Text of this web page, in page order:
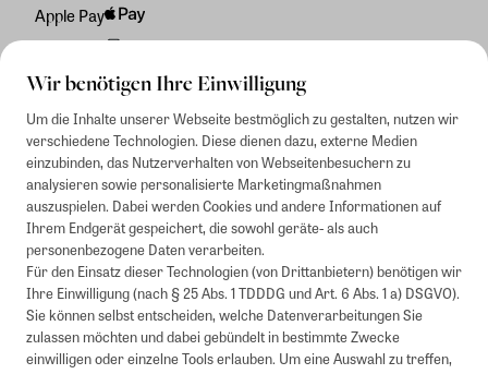
Wir benötigen Ihre Einwilligung
Um die Inhalte unserer Webseite bestmöglich zu gestalten, nutzen wir
verschiedene Technologien. Diese dienen dazu, externe Medien
einzubinden, das Nutzerverhalten von Webseitenbesuchern zu
analysieren sowie personalisierte Marketingmaßnahmen
auszuspielen. Dabei werden Cookies und andere Informationen auf
Ihrem Endgerät gespeichert, die sowohl geräte- als auch
personenbezogene Daten verarbeiten.
Für den Einsatz dieser Technologien (von Drittanbietern) benötigen wir
Ihre Einwilligung (nach § 25 Abs. 1 TDDDG und Art. 6 Abs. 1 a) DSGVO).
Sie können selbst entscheiden, welche Datenverarbeitungen Sie
zulassen möchten und dabei gebündelt in bestimmte Zwecke
einwilligen oder einzelne Tools erlauben. Um eine Auswahl zu treffen,
Apple Pay
Rechnung